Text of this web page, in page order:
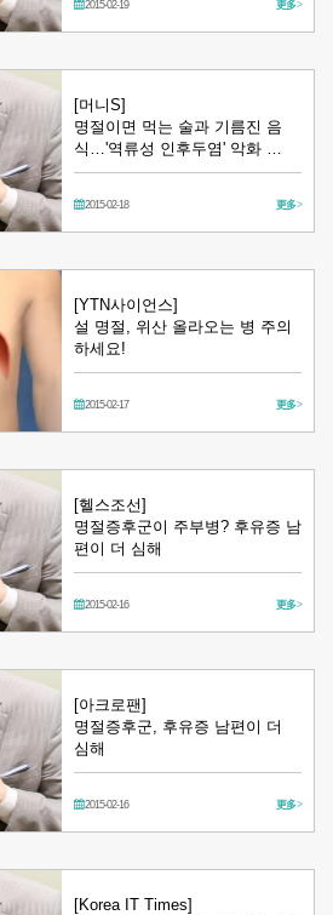
2015-02-19 更多 >
[머니S]
명절이면 먹는 술과 기름진 음
식…'역류성 인후두염' 악화 …
2015-02-18 更多 >
[YTN사이언스]
설 명절, 위산 올라오는 병 주의
하세요!
2015-02-17 更多 >
[헬스조선]
명절증후군이 주부병? 후유증 남
편이 더 심해
2015-02-16 更多 >
[아크로팬]
명절증후군, 후유증 남편이 더
심해
2015-02-16 更多 >
[Korea IT Times]